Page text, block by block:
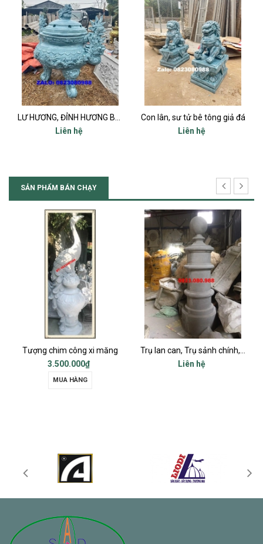
LƯ HƯƠNG, ĐỈNH HƯƠNG BÊ TÔNG MIỆNG 80
Liên hệ
Con lân, sư tử bê tông giả đá
Liên hệ
SẢN PHẨM BÁN CHẠY
Tượng chim công xi măng
3.500.000₫
MUA HÀNG
Trụ lan can, Trụ sảnh chính, Trụ cột ban công, Trụ bậc tam cấp
Liên hệ